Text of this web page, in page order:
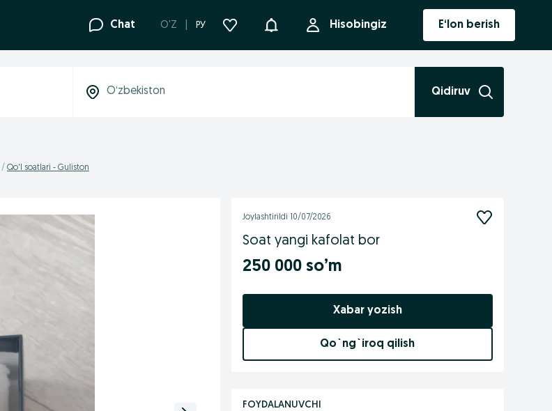
Chat O'Z РУ Bildirishnoma Hisobingiz E‘lon berish
Qidiruv
Qo'l soatlari - Guliston
Joylashtirildi 10/07/2026
Soat yangi kafolat bor
250 000 so’m
Xabar yozish
Qo`ng`iroq qilish
FOYDALANUVCHI